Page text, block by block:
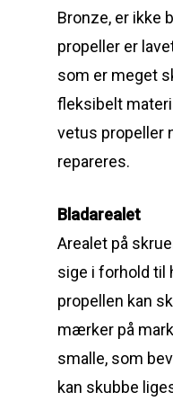
Bronze, er ikke
propeller er
som er meget
fleksibelt
vetus propeller
repareres.
Bladarealet
Arealet på
sige i forhold til
propellen kan
mærker på
smalle, som
kan skubbe